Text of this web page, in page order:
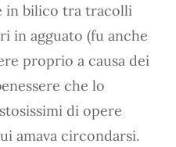
in bilico tra tracolli
in agguato (fu anche
proprio a causa dei
che lo
di opere
amava circondarsi.